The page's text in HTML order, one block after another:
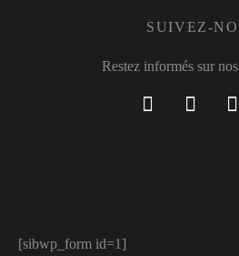
SUIVEZ-
Restez informés sur
[sibwp_form id=1]